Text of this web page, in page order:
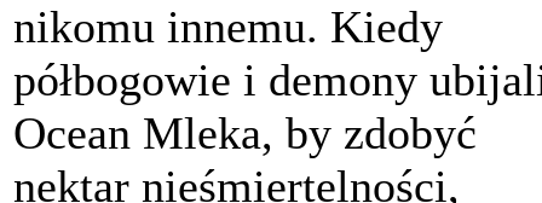
nikomu innemu. Kiedy
półbogowie i demony
Ocean Mleka, by zdobyć
nektar nieśmiertelności,